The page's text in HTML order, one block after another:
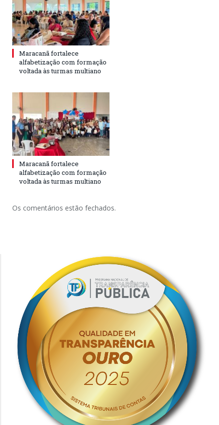
Maracanã fortalece
alfabetização com formação
voltada às turmas multiano
Maracanã fortalece
alfabetização com formação
voltada às turmas multiano
Os comentários estão fechados.